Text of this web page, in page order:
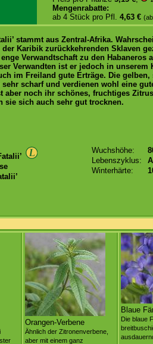
Mengenrabatte:
ab 4 Stück pro Pfl. 4,63 €
stammt aus Zentral-Afrika.
der Karibik zurückkehrenden Sklaven
Verwandtschaft zu den Habaneros
Verwandten ist er jedoch in unserem
im Freiland gute Erträge. Die gelben,
scharf und verdienen wohl eine
aber noch ihr schönes, fruchtiges
sie sich auch sehr gut trocknen.
Wuchshöhe:
Lebenszyklus:
Winterhärte:
Orangen-Verbene
Ähnlich der Zitronenverbene,
aber mit einem ganz
Blaue
Die blaue